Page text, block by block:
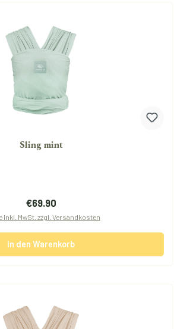
Sling mint
Regulärer Preis:
€69.90
inkl. MwSt. zzgl. Versandkosten
In den Warenkorb